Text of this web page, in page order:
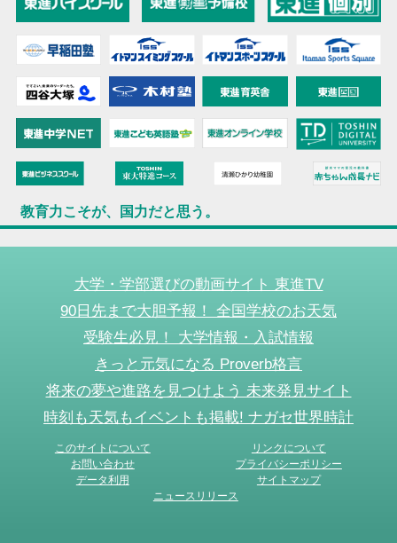
教育力こそが、国力だと思う。
大学・学部選びの動画サイト 東進TV
90日先まで大胆予報！ 全国学校のお天気
受験生必見！ 大学情報・入試情報
きっと元気になる Proverb格言
将来の夢や進路を見つけよう 未来発見サイト
時刻も天気もイベントも掲載! ナガセ世界時計
このサイトについて
リンクについて
お問い合わせ
プライバシーポリシー
データ利用
サイトマップ
ニュースリリース